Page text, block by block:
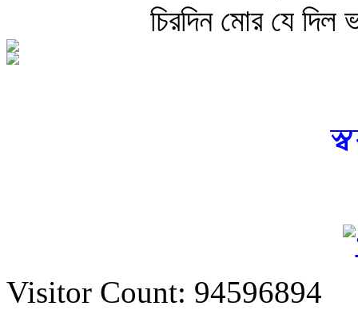
চিরদিন মোর যে দিল
Visitor Count: 94596894